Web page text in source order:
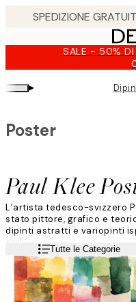
SALE - 50% DI
▸
Paul Klee
Poster
L’artista tedesco-svizzero
stato pittore, grafico e
dipinti astratti e variopinti
qui!
Leggi di piùTutte le Categorie